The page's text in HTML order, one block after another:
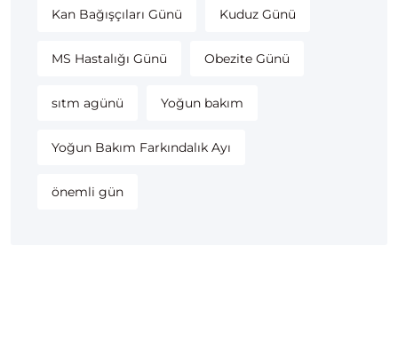
Kan Bağışçıları Günü Kuduz Günü
MS Hastalığı Günü Obezite Günü
sıtm agünü Yoğun bakım
Yoğun Bakım Farkındalık Ayı
önemli gün